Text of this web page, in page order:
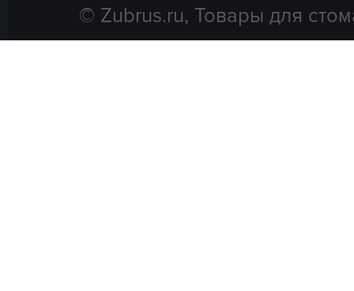
© Zubrus.ru, Товары для